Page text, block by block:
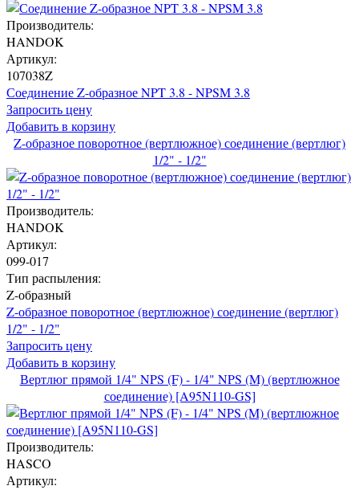
Производитель:
HANDOK
Артикул:
107038Z
Соединение Z-образное NPT 3.8 - NPSM 3.8
Запросить цену
Добавить в корзину
Z-образное поворотное (вертлюжное) соединение (вертлюг)
1/2" - 1/2"
Производитель:
HANDOK
Артикул:
099-017
Тип распыления:
Z-образный
Z-образное поворотное (вертлюжное) соединение (вертлюг)
1/2" - 1/2"
Запросить цену
Добавить в корзину
Вертлюг прямой 1/4" NPS (F) - 1/4" NPS (M) (вертлюжное
соединение) [A95N110-GS]
Производитель:
HASCO
Артикул: